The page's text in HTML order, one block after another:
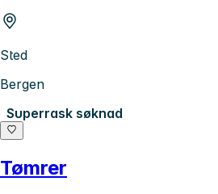
Sted
Bergen
Superrask søknad
Tømrer